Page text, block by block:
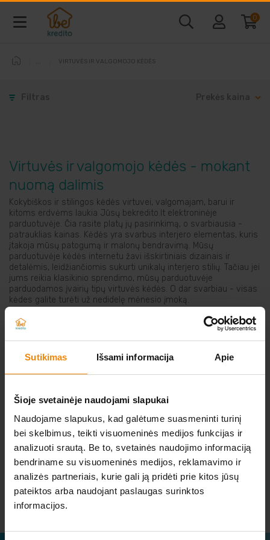
Sutikimas Išsami informacija Apie
Šioje svetainėje naudojami slapukai
Naudojame slapukus, kad galėtume suasmeninti turinį
bei skelbimus, teikti visuomeninės medijos funkcijas ir
analizuoti srautą. Be to, svetainės naudojimo informaciją
bendriname su visuomeninės medijos, reklamavimo ir
analizės partneriais, kurie gali ją pridėti prie kitos jūsų
pateiktos arba naudojant paslaugas surinktos
informacijos.
0
Baldai ir interjeras
Telefonai ir kompiuteriai
Buitine technika
Laisvalaikio prekės
Sodo prekės
Elektriniai įrankiai
Auto prekės
Prekės pigiau
VIRTUVĖS IR VALGOMOJO KĖDĖS
Virtuvės ir valgomojo kėdės - mokant
nuomą dalimis
Kokybiškos ir stilingos kėdės virtuvei, valgomajam, barui ir
kitoms erdvėms laukia Jūsų bekredito.lt elektroninėje
parduotuvėje. Čia rasite platų jų pasirinkimą, o svarbiausia -
patrauklias kainas. Kėdės yra svarbus interjero elementas, kuris
įtakoja mūsų patogumą ir malonų bendravimą. Mūsų
parduotuvėje kėdės internetu žavi išskirtiniais dizainais ir
detalėmis, leidžiančiomis sukurti unikalų interjero stilių. Tačiau jei
jums reikia klasikinio sprendimo, mūsų parduotuvėje
parduodamos įvairių tipų virtuvės kėdės. O dar svarbiau - visas
kėdes galite turėti už nedidelę mėnesio įmoką.
NERADOTE KO IEŠKOTE?
Atsiųskite norimos prekės nuorodą iš kitos
elektroninės parduotuvės
O MES JUMS JĄ IŠNUOMOSIME.
Parašykite mums